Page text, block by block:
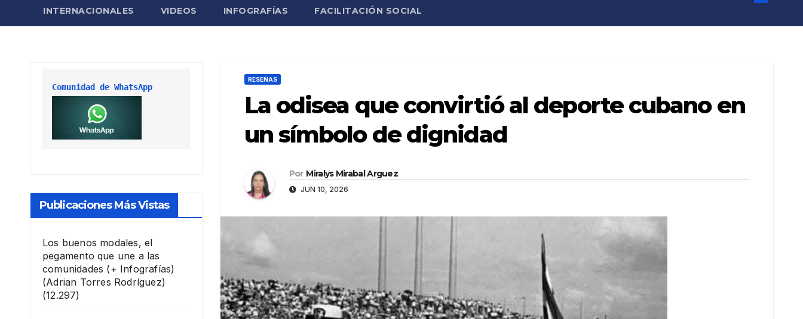
INTERNACIONALES VIDEOS INFOGRAFÍAS FACILITACIÓN SOCIAL
Comunidad de WhatsApp
Publicaciones Más Vistas
Los buenos modales, el
pegamento que une a las
comunidades (+ Infografías)
(Adrian Torres Rodríguez)
(12.297)
RESEÑAS
La odisea que convirtió al deporte cubano en
un símbolo de dignidad
Por Miralys Mirabal Arguez
JUN 10, 2026